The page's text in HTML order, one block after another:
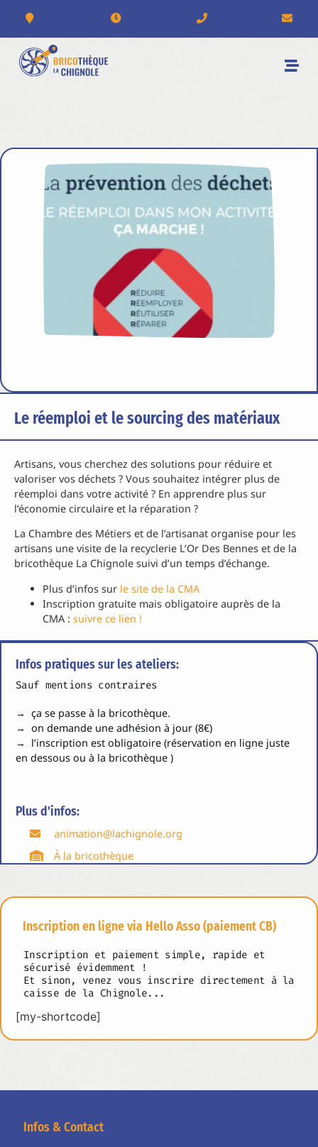
Le réemploi et le sourcing des matériaux
Artisans, vous cherchez des solutions pour réduire et
valoriser vos déchets ? Vous souhaitez intégrer plus de
réemploi dans votre activité ? En apprendre plus sur
l’économie circulaire et la réparation ?
La Chambre des Métiers et de l’artisanat organise pour les
artisans une visite de la recyclerie L’Or Des Bennes et de la
bricothèque La Chignole suivi d’un temps d’échange.
Plus d’infos sur le site de la CMA
Inscription gratuite mais obligatoire auprès de la
CMA : suivre ce lien !
Infos pratiques sur les ateliers:
Sauf mentions contraires
→ ça se passe à la bricothèque.
→ on demande une adhésion à jour (8€)
→ l’inscription est obligatoire (réservation en ligne juste
en dessous ou à la bricothèque )
Plus d'infos:
animation@lachignole.org
À la bricothèque
Inscription en ligne via Hello Asso (paiement CB)
Inscription et paiement simple, rapide et
sécurisé évidemment !
Et sinon, venez vous inscrire directement à la
caisse de la Chignole...
[my-shortcode]
Infos & Contact